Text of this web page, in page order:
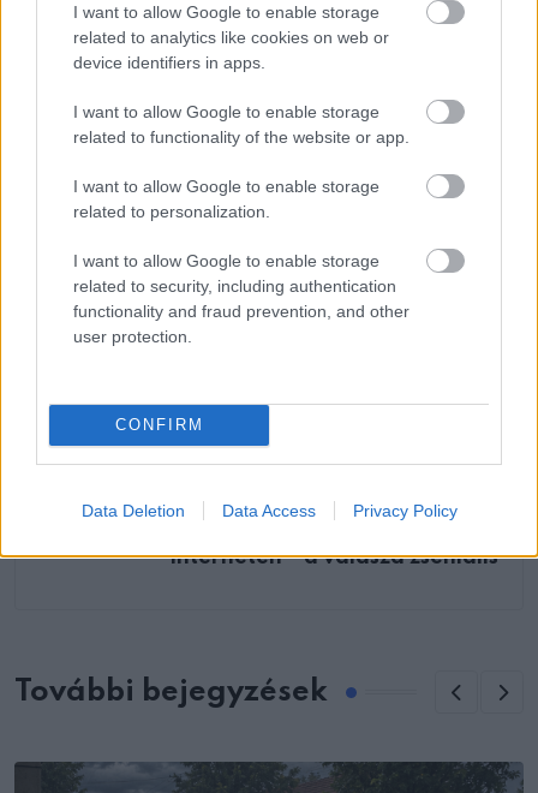
I want to allow Google to enable storage
related to analytics like cookies on web or
device identifiers in apps.
I want to allow Google to enable storage
related to functionality of the website or app.
I want to allow Google to enable storage
related to personalization.
I want to allow Google to enable storage
related to security, including authentication
functionality and fraud prevention, and other
user protection.
CONFIRM
Data Deletion Data Access Privacy Policy
WhatsappReddit
Share
ELŐZŐ POSZT
felügyeleti jogát – 18 évesen egy igazi
„hercegnőnek” néz ki a lánya
KÖVETKEZŐ POSZT
Az anya megtalálja a szoptatásáról készült
videót, amit egy idegen tett közzé az
interneten – a válasza zseniális
További bejegyzések